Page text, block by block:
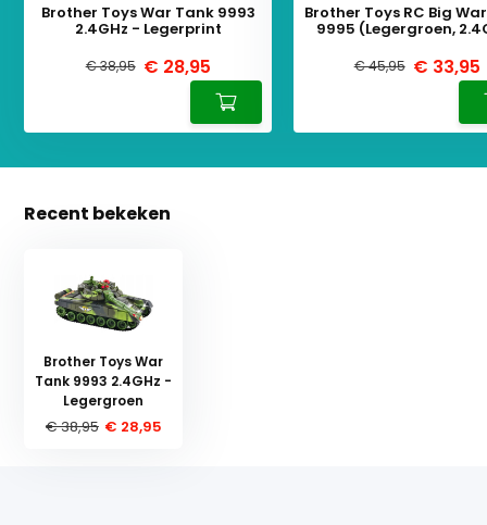
Brother Toys War Tank 9993
2.4GHz - Legerprint
€ 38,95 € 28,95
Brother Toys RC Big
9995 (Legergroen,
€ 45,95 € 33,95
Recent bekeken
Brother Toys War
Tank 9993 2.4GHz -
Legergroen
€ 38,95 € 28,95